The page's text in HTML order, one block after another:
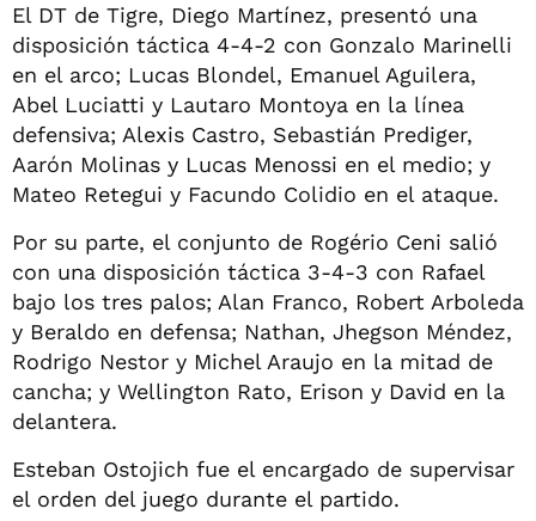
El DT de Tigre, Diego Martínez, presentó una
disposición táctica 4-4-2 con Gonzalo Marinelli
en el arco; Lucas Blondel, Emanuel Aguilera,
Abel Luciatti y Lautaro Montoya en la línea
defensiva; Alexis Castro, Sebastián Prediger,
Aarón Molinas y Lucas Menossi en el medio; y
Mateo Retegui y Facundo Colidio en el ataque.
Por su parte, el conjunto de Rogério Ceni salió
con una disposición táctica 3-4-3 con Rafael
bajo los tres palos; Alan Franco, Robert Arboleda
y Beraldo en defensa; Nathan, Jhegson Méndez,
Rodrigo Nestor y Michel Araujo en la mitad de
cancha; y Wellington Rato, Erison y David en la
delantera.
Esteban Ostojich fue el encargado de supervisar
el orden del juego durante el partido.